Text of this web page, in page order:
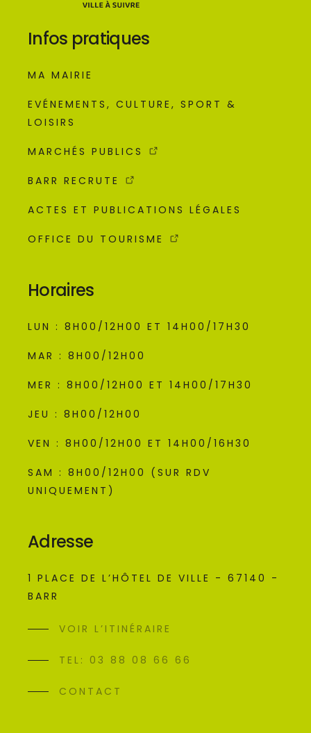
Infos pratiques
MA MAIRIE
EVÉNEMENTS, CULTURE, SPORT &
LOISIRS
MARCHÉS PUBLICS
BARR RECRUTE
ACTES ET PUBLICATIONS LÉGALES
OFFICE DU TOURISME
Horaires
LUN : 8H00/12H00 ET 14H00/17H30
MAR : 8H00/12H00
MER : 8H00/12H00 ET 14H00/17H30
JEU : 8H00/12H00
VEN : 8H00/12H00 ET 14H00/16H30
SAM : 8H00/12H00 (SUR RDV
UNIQUEMENT)
Adresse
1 PLACE DE L’HÔTEL DE VILLE - 67140 -
BARR
VOIR L’ITINÉRAIRE
TEL: 03 88 08 66 66
CONTACT